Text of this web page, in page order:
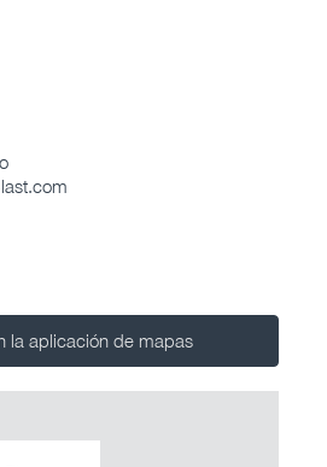
la aplicación de mapas